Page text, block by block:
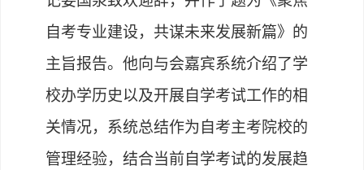
自考专业建设，共谋未来发展新篇》的
主旨报告。他向与会嘉宾系统介绍了学
校办学历史以及开展自学考试工作的相
关情况，系统总结作为自考主考院校的
管理经验，结合当前自学考试的发展趋